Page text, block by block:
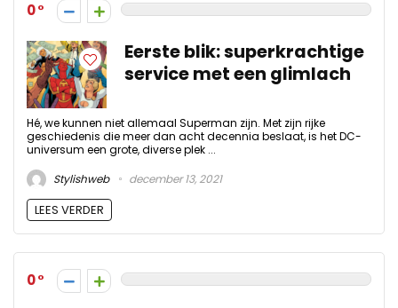
0
Eerste blik: superkrachtige
service met een glimlach
Hé, we kunnen niet allemaal Superman zijn. Met zijn rijke
geschiedenis die meer dan acht decennia beslaat, is het DC-
universum een ​​grote, diverse plek ...
Stylishweb
december 13, 2021
LEES VERDER
0